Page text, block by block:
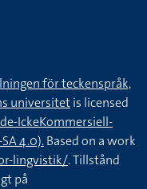
för teckenspråk,
universitetis licensed
IckeKommersiell-
4.0).Based on a work
lingvistik/. Tillstånd
på